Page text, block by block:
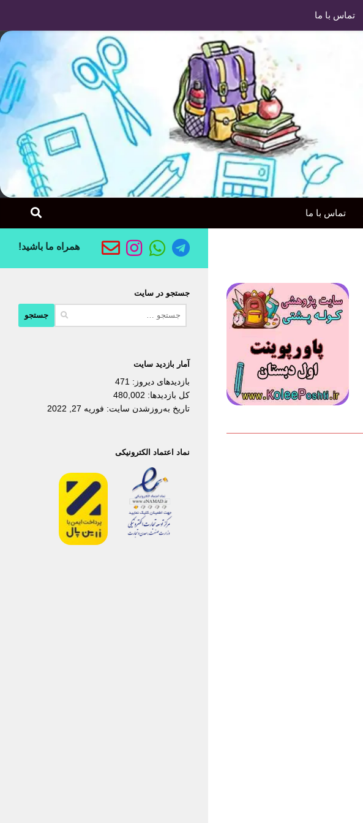
تماس با ما
تماس با ما
همراه ما باشید!
جستجو در سایت
آمار بازدید سایت
بازدیدهای دیروز: 471
کل بازدیدها: 480,002
تاریخ به‌روزشدن سایت: فوریه 27, 2022
نماد اعتماد الکترونیکی